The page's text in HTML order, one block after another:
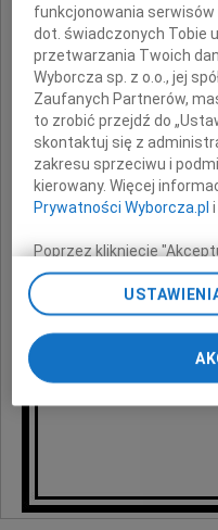
funkcjonowania serwisów
dot. świadczonych Tobie
przetwarzania Twoich
Wyborcza sp. z o.o., jej
Zaufanych Partnerów,
to zrobić przejdź do
skontaktuj się z
zakresu sprzeciwu i
kierowany. Więcej
Prywatności Wyborcza.pl
Poprzez kliknięcie
zainstalowanie i
Wyborczej sp. z o. o. jej
na Twoim urządzeniu
chwili zmienić swoje
ponownie wywołując
preferencjami dot.
odnośnik „Ustawienia
przechodząc do sekcji
Zmiana ustawień plików
pomocą ustawień
My, nasi Zaufani